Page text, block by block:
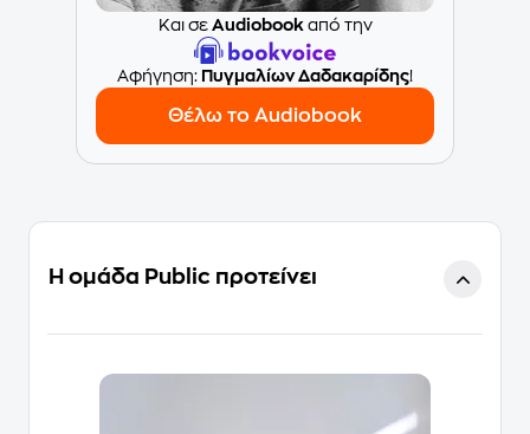
Και σε Audiobookαπό την
Aφήγηση: Πυγμαλίων Δαδακαρίδης!
Θέλω το Audiobook
Η ομάδα Public προτείνει